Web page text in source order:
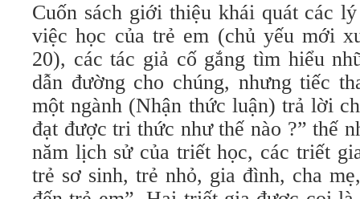
Cuốn sách giới thiệu khái quát các
việc học của trẻ em (chủ yếu mới
20), các tác giả cố gắng tìm hiểu
dẫn đường cho chúng, nhưng tiếc
một ngành (Nhận thức luận) trả lời
đạt được tri thức như thế nào ?” thế
năm lịch sử của triết học, các triết
trẻ sơ sinh, trẻ nhỏ, gia đình, cha